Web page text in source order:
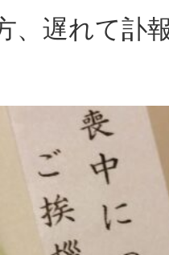
、遅れて訃